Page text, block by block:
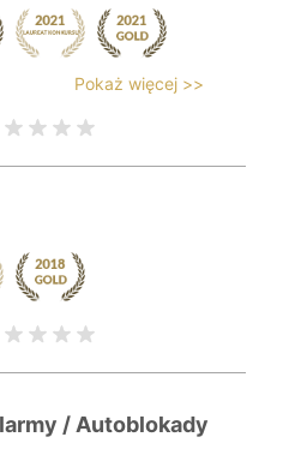
Pokaż więcej >>
/ Autoblokady